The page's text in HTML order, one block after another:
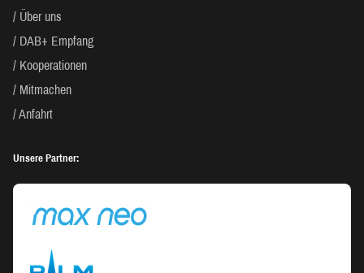
Über uns
DAB+ Empfang
Kooperationen
Mitmachen
Anfahrt
Unsere Partner: